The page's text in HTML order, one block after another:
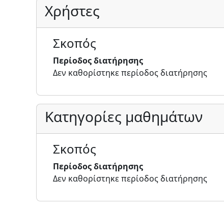
Χρήστες
Σκοπός
Περίοδος διατήρησης
Δεν καθορίστηκε περίοδος διατήρησης
Κατηγορίες μαθημάτων
Σκοπός
Περίοδος διατήρησης
Δεν καθορίστηκε περίοδος διατήρησης